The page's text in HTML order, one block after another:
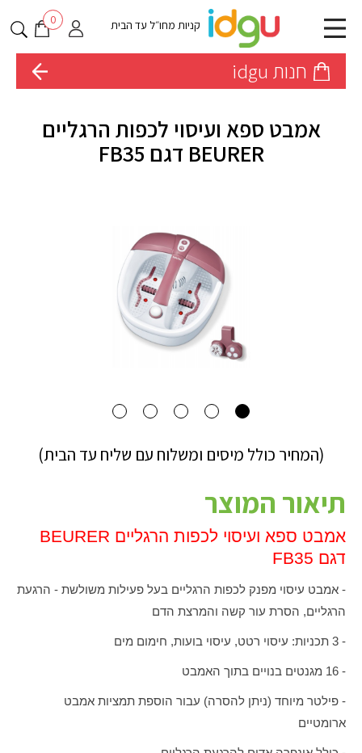
קניות מחו״ל עד הבית 0
חנות idgu
אמבט ספא ועיסוי לכפות הרגליים
BEURER דגם FB35
(המחיר כולל מיסים ומשלוח עם שליח עד הבית)
תיאור המוצר
אמבט ספא ועיסוי לכפות הרגליים BEURER
דגם FB35
- אמבט עיסוי מפנק לכפות הרגליים בעל פעילות משולשת - הרגעת
הרגליים, הסרת עור קשה והמרצת הדם
- 3 תכניות: עיסוי רטט, עיסוי בועות, חימום מים
- 16 מגנטים בנויים בתוך האמבט
- פילטר מיוחד (ניתן להסרה) עבור הוספת תמציות אמבט
ארומטיים